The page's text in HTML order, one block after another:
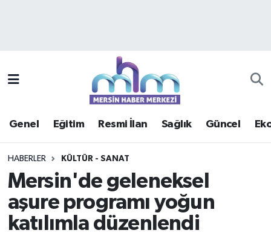
Genel Eğitim Resmi İlan Sağlık Güncel
HABERLER KÜLTÜR - SANAT
Mersin'de geleneksel
aşure programı yoğun
katılımla düzenlendi
Güncel
Haberde insan
Mersin Trafik Yoğunluk Haritası
Süper Lig Puan Durumu ve Fikstür
Haber Arşivi